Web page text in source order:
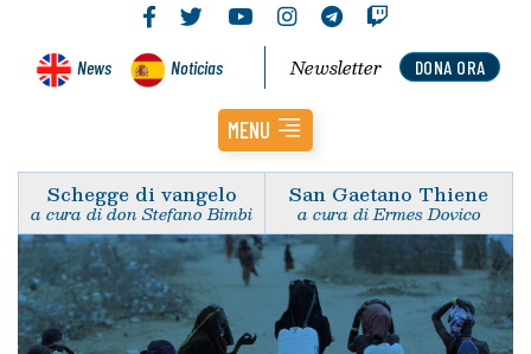
News Noticias DONA ORA
Newsletter
MENU
Schegge di vangelo
a cura di don Stefano Bimbi
San Gaetano Thiene
a cura di Ermes Dovico